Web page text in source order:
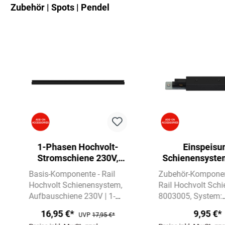
Zubehör | Spots | Pendel
1-Phasen Hochvolt-
Stromschiene 230V,
Metall, 75 cm, Aufbau,
Schwarz
Basis-Komponente - Rail
Hochvolt Schienensystem
Aufbauschiene 230V | 1-
Material: Metall
16,95 €* UVP17,95 €*
Hochvolt, 1-
Aufbau,
Zubehör-
Rail Hochvolt
8003005 System:
phasig | schwarz
9,95 €*